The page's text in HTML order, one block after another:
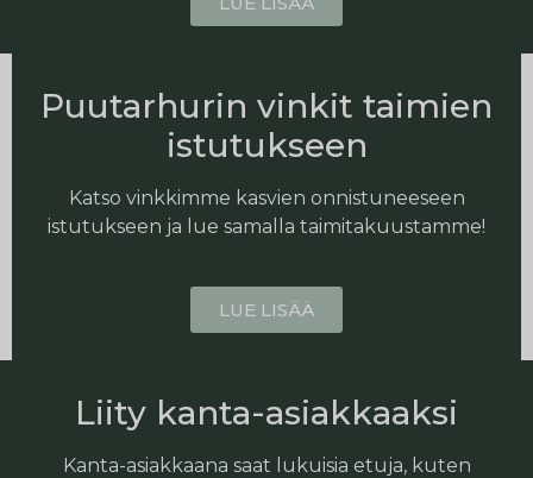
Puutarhurin vinkit taimien
istutukseen
Katso vinkkimme kasvien onnistuneeseen
istutukseen ja lue samalla taimitakuustamme!
LUE LISÄÄ
Liity kanta-asiakkaaksi
Kanta-asiakkaana saat lukuisia etuja, kuten